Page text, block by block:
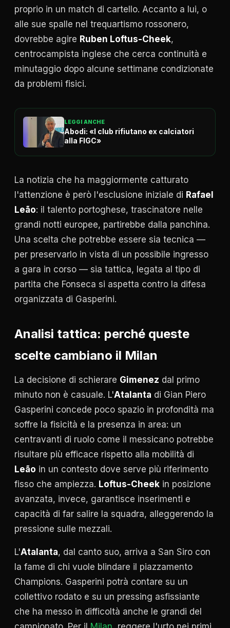
proprio in un match di cartello. Accanto a lui, o
alle sue spalle nel trequartismo rossonero,
dovrebbe agire Ruben Loftus-Cheek,
centrocampista inglese che cerca continuità e
minutaggio dopo alcune settimane condizionate
da problemi fisici.
LEGGI ANCHE
Abodi: «I club rifiutano ex calciatori
alla FIGC»
La notizia che ha maggiormente catturato
l'attenzione è però l'esclusione iniziale di Rafael
Leão: il talento portoghese, trascinatore nelle
grandi notti europee, partirebbe dalla panchina.
Una scelta che potrebbe essere sia tecnica —
per preservarlo in vista di un possibile ingresso
a gara in corso — sia tattica, legata al tipo di
partita che Fonseca si aspetta contro la difesa
organizzata di Gasperini.
Analisi tattica: perché queste
scelte cambiano il Milan
La decisione di schierare Gimenez dal primo
minuto non è casuale. L'Atalanta di Gian Piero
Gasperini concede poco spazio in profondità ma
soffre la fisicità e la presenza in area: un
centravanti di ruolo come il messicano potrebbe
risultare più efficace rispetto alla mobilità di
Leão in un contesto dove serve più riferimento
fisso che ampiezza. Loftus-Cheek in posizione
avanzata, invece, garantisce inserimenti e
capacità di far salire la squadra, alleggerendo la
pressione sulle mezzali.
L'Atalanta, dal canto suo, arriva a San Siro con
la fame di chi vuole blindare il piazzamento
Champions. Gasperini potrà contare su un
collettivo rodato e su un pressing asfissiante
che ha messo in difficoltà anche le grandi del